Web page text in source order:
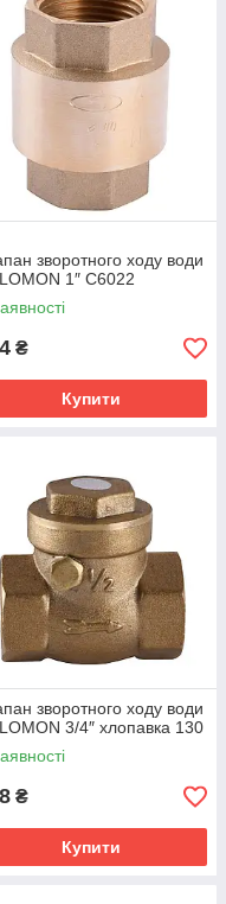
зворотного ходу води
1″ C6022
₴
Купити
зворотного ходу води
3/4″ хлопавка 130
₴
Купити